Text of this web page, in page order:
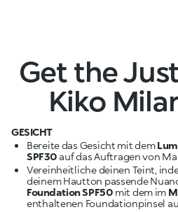
Get the
Kiko
GESICHT
Bereite das Gesicht mit dem
SPF30 auf das Auftragen von
Vereinheitliche deinen Teint,
deinem Hautton passende
Foundation SPF50 mit dem im